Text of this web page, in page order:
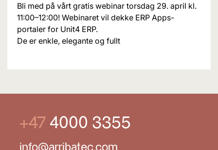
Bli med på vårt gratis webinar torsdag 29. april kl.
11:00–12:00! Webinaret vil dekke ERP Apps-
portaler for Unit4 ERP.
De er enkle, elegante og fullt
+47 4000 3355
info@arribatec.com